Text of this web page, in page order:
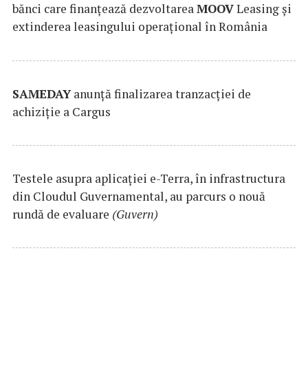
bănci care finanțează dezvoltareaMOOVLeasing și
extinderea leasingului operațional în România
SAMEDAYanunță finalizarea tranzacției de
achiziție a Cargus
Testele asupra aplicaţiei e-Terra, în infrastructura
din Cloudul Guvernamental, au parcurs o nouă
rundă de evaluare (Guvern)